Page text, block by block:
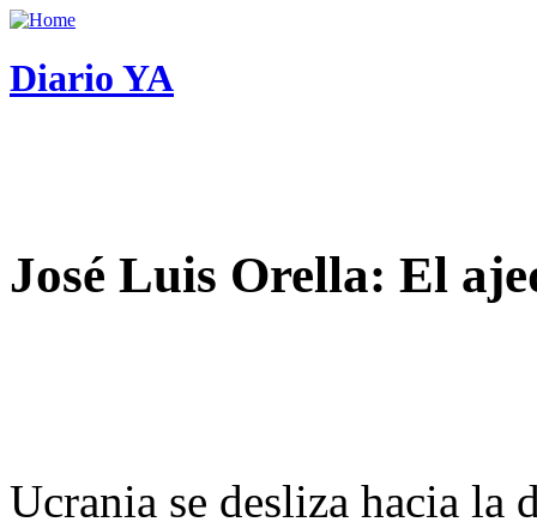
Diario YA
José Luis Orella: El
Ucrania se desliza hacia